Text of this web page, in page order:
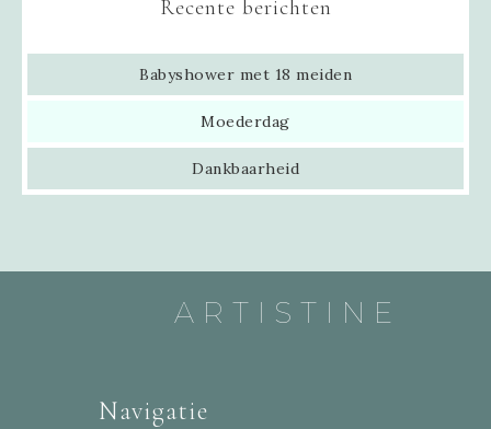
Recente berichten
Babyshower met 18 meiden
Moederdag
Dankbaarheid
ARTISTINE
Navigatie